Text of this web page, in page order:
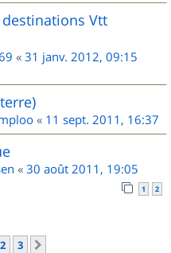
Vtt
« 31 janv. 2012, 09:15
« 11 sept. 2011, 16:37
« 30 août 2011, 19:05
1 2
2 3